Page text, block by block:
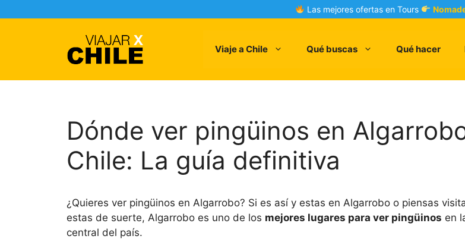
to
Las mejores ofertas en Tours
Viaje a Chile Qué buscas Qué hacer
Dónde ver pingüinos en
Chile: La guía definitiva
¿Quieres ver pingüinos en Algarrobo? Si es así y estas en Algarrobo o piensas
estas de suerte, Algarrobo es uno de los mejores lugares para ver pingüinos en
central del país.